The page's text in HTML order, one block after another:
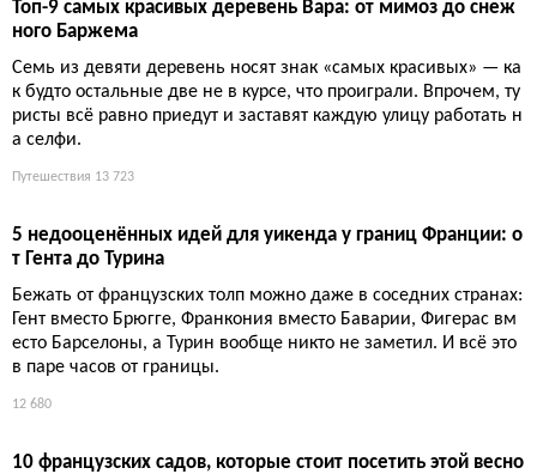
Рождественская сказка в замках Луары: шесть уникальны
С 29 ноября по 4 января шесть замков Луары предстанут в пр
аздничных декорациях: от ледяной галереи Шенонсо до Али
сы в Стране чудес в Лоше. Это зрелище увидят более 200 000
Гваделупа: 10 мест и занятий, которые нельзя пропустить
Гваделупа — это архипелаг из пяти островов, где тропические
пляжи соседствуют с вулканом и дождевыми лесами. Здесь с
тоит увидеть Мемориал ACTe, искупаться у островков Кусто, п
одняться на Суфриер и потеряться в мангровых зарослях.
Путешествия
Тропа Стивенсона в Севеннах: 12 дней пешком с ослом п